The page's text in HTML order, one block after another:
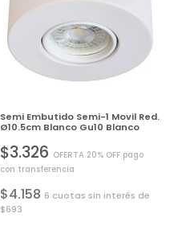
Semi Embutido Semi-1 Movil Red.
Ø10.5cm Blanco Gu10 Blanco
$3.326 OFERTA 20% OFF pago
con transferencia
$4.158 6 cuotas sin interés de
$693